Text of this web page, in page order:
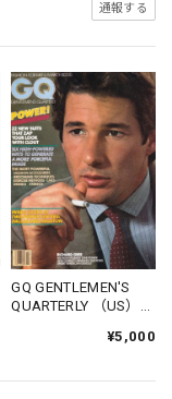
通報する
GQ GENTLEMEN'S
QUARTERLY （US）
¥5,000